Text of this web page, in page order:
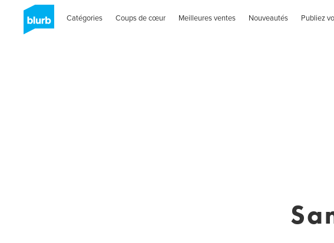
Catégories Coups de cœur Meilleures ventes Nouveautés Publiez